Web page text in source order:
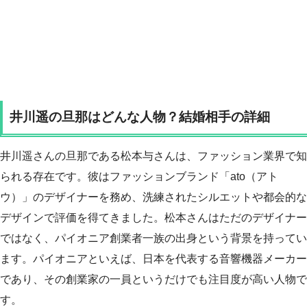
井川遥の旦那はどんな人物？結婚相手の詳細
井川遥さんの旦那である松本与さんは、ファッション業界で知
られる存在です。彼はファッションブランド「ato（アト
ウ）」のデザイナーを務め、洗練されたシルエットや都会的な
デザインで評価を得てきました。松本さんはただのデザイナー
ではなく、パイオニア創業者一族の出身という背景を持ってい
ます。パイオニアといえば、日本を代表する音響機器メーカー
であり、その創業家の一員というだけでも注目度が高い人物で
す。